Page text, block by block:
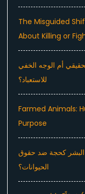
The Misguided
About Killing or
أم الوجه الخفي
للاستعباد؟
Farmed Animals:
Purpose
البشر كحجة ضد حقوق
الحيوانات؟